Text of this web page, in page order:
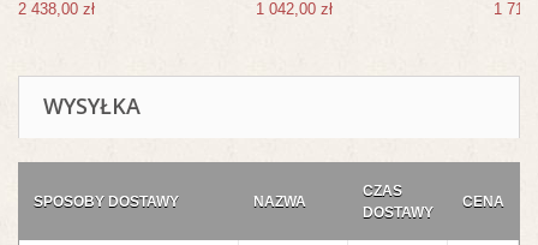
2 438,00 zł 1 042,00 zł 1
WYSYŁKA
SPOSOBY DOSTAWY NAZWA
CZAS
DOSTAWY
CENA